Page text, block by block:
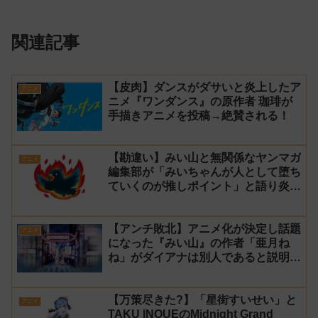
関連記事
アニメ
【皮肉】ダンスがダサいと炎上したア
ニメ『ワンダンス』の原作者 珈琲が
手描きアニメを投稿→絶賛される！
アニメ
【勘違い】みい山と無関係なヤンマガ
編集部が「みいちゃんが人として堕ち
ていくのが推しポイント」と語り炎上
ス】
アニメ
【アンチ敗北】アニメ化が決定し話題
になった『みい山』の作者「亜月ね
ね」がダイアナは別人であると説明し
アニメ
【万策尽きた?】「星街すいせい」と
TAKU INOUEのMidnight Grand